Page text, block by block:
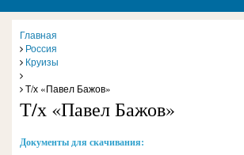
Главная
Россия
Круизы
Т/х «Павел Бажов»
Т/х «Павел Бажов»
Документы для скачивания: